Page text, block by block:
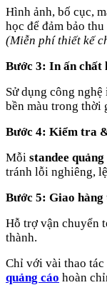
Hình ảnh, bố cục,
học để đảm bảo
(Miễn phí thiết kế
Bước 3: In ấn chất
Sử dụng công
bền màu trong thời
Bước 4: Kiểm tra
Mỗi standee quảng
tránh lỗi nghiêng,
Bước 5: Giao
Hỗ trợ vận chuyển
thành.
Chỉ với vài thao tác
quảng cáo hoàn